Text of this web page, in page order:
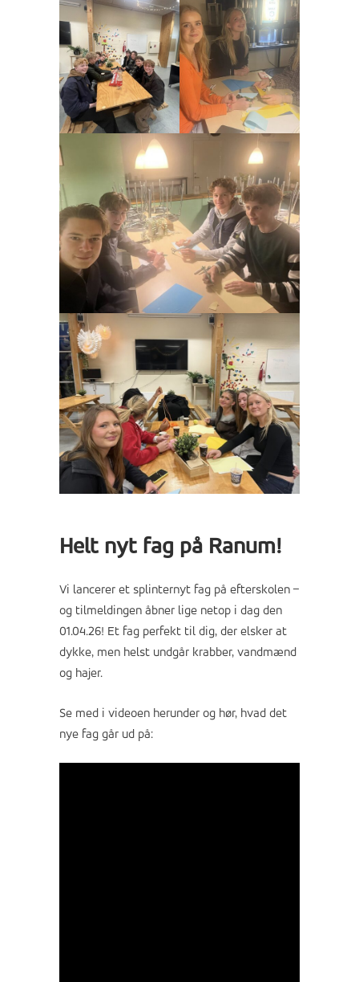
Helt nyt fag på Ranum!
Vi lancerer et splinternyt fag på efterskolen –
og tilmeldingen åbner lige netop i dag den
01.04.26! Et fag perfekt til dig, der elsker at
dykke, men helst undgår krabber, vandmænd
og hajer.
Se med i videoen herunder og hør, hvad det
nye fag går ud på: